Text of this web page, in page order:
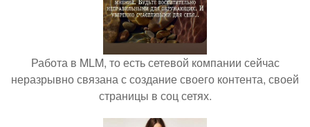
Работа в MLM, то есть сетевой компании сейчас
неразрывно связана с создание своего контента, своей
страницы в соц сетях.